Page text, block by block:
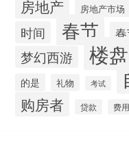
房地产 房地产市场
时间 春节
梦幻西游 楼盘
的是 礼物 考试
购房者 贷款 费用